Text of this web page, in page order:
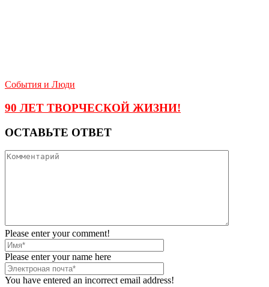
События и Люди
90 ЛЕТ ТВОРЧЕСКОЙ ЖИЗНИ!
ОСТАВЬТЕ ОТВЕТ
Please enter your comment!
Please enter your name here
You have entered an incorrect email address!